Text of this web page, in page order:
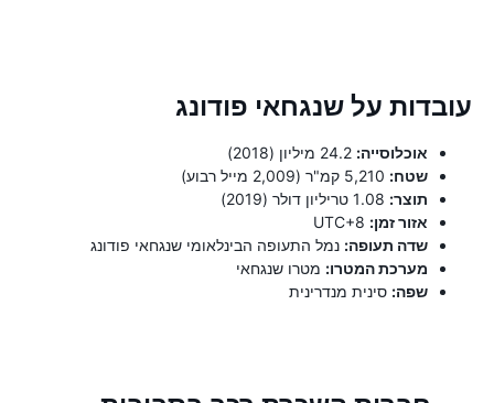
עובדות על שנגחאי פודונג
אוכלוסייה:
שטח:
תוצר:
אזור זמן:
שדה תעופה: נמל התעופה הבינלאומי שנגחאי פודונג
מערכת המטרו: מטרו שנגחאי
שפה: סינית מנדרינית